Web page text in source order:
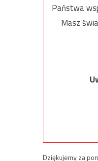
Państwa
Masz
Dziękujemy za